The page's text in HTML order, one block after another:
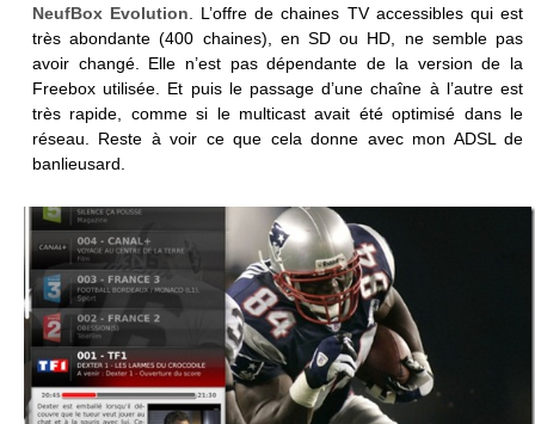
NeufBox Evolution. L’offre de chaines TV accessibles qui est
très abondante (400 chaines), en SD ou HD, ne semble pas
avoir changé. Elle n’est pas dépendante de la version de la
Freebox utilisée. Et puis le passage d’une chaîne à l’autre est
très rapide, comme si le multicast avait été optimisé dans le
réseau. Reste à voir ce que cela donne avec mon ADSL de
banlieusard.